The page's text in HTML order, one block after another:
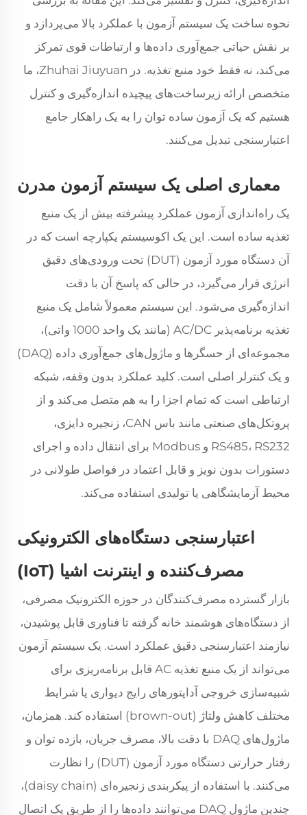
نحوه ساخت یک سیستم آزمون با عملکرد بالا می‌پردازد و
بر نقش حیاتی جمع‌آوری داده‌ها و ارتباطات قوی تمرکز
می‌کند، نه فقط خود منبع تغذیه. در Zhuhai Jiuyuan، ما
متخصص ارائه زیرساخت‌های پیچیده اندازه‌گیری و کنترل
هستیم که یک آزمون ساده توان را به یک راهکار جامع
اعتبارسنجی تبدیل می‌کنند.
معماری اصلی یک سیستم آزمون مدرن
یک راه‌اندازی آزمون عملکرد پیشرفته بیش از یک منبع
تغذیه ساده است. این یک اکوسیستم یکپارچه است که در
آن دستگاه مورد آزمون (DUT) تحت ورودی‌های دقیق
انرژی قرار می‌گیرد، در حالی که پاسخ آن با دقت
اندازه‌گیری می‌شود. این سیستم معمولاً شامل یک منبع
تغذیه برنامه‌پذیر AC/DC (مانند یک واحد 1000 واتی)،
مجموعه‌ای از حسگرها و ماژول‌های جمع‌آوری داده (DAQ)
و یک کنترلر اصلی است. کلید عملکرد بدون وقفه، شبکه
ارتباطی است که تمام اجزا را به هم متصل می‌کند و از
پروتکل‌های صنعتی مانند باس CAN، زنجیره دایزی،
RS485، RS232 و Modbus برای انتقال داده و اجرای
دستورات بدون نویز و قابل اعتماد در فواصل طولانی در
محیط آزمایشگاهی یا تولیدی استفاده می‌کند.
اعتبارسنجی دستگاه‌های الکترونیکی
مصرف‌کننده و اینترنت اشیا (IoT)
بازار گسترده مصرف‌کنندگان در حوزه الکترونیک مصرفی،
از دستگاه‌های هوشمند خانه گرفته تا فناوری قابل پوشیدن،
نیازمند اعتبارسنجی دقیق عملکرد است. یک سیستم آزمون
می‌تواند از یک منبع تغذیه AC قابل برنامه‌ریزی برای
شبیه‌سازی خروجی آداپتورهای رایج دیواری یا شرایط
مختلف کاهش ولتاژ (brown-out) استفاده کند. همزمان،
ماژول‌های DAQ با دقت بالا، مصرف جریان، بازده توان و
رفتار حرارتی دستگاه مورد آزمون (DUT) را نظارت
می‌کنند. با استفاده از پیکربندی زنجیره‌ای (daisy chain)،
چندین ماژول DAQ می‌توانند داده‌ها را از طریق یک اتصال